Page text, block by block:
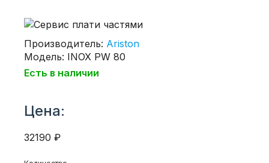
Производитель: Ariston
Модель: INOX PW 80
Есть в наличии
Цена:
32190 ₽